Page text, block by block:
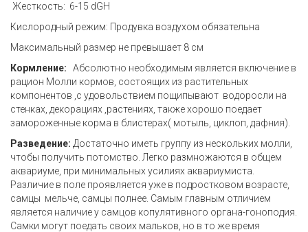
Жесткость: 6-15 dGH
Кислородный режим: Продувка воздухом обязательна
Максимальный размер не превышает 8 см
Кормление:
Абсолютно необходимым является включение в
рацион Молли кормов, состоящих из растительных
компонентов ,с удовольствием пощипывают водоросли на
стенках, декорациях ,растениях, также хорошо поедает
замороженные корма в блистерах( мотыль, циклоп, дафния).
Разведение: Достаточно иметь группу из нескольких молли,
чтобы получить потомство. Легко размножаются в общем
аквариуме, при минимальных усилиях аквариумиста.
Различие в поле проявляется уже в подростковом возрасте,
самцы мельче, самцы полнее. Самым главным отличием
является наличие у самцов копулятивного органа-гоноподия.
Самки могут поедать своих мальков, но в то же время